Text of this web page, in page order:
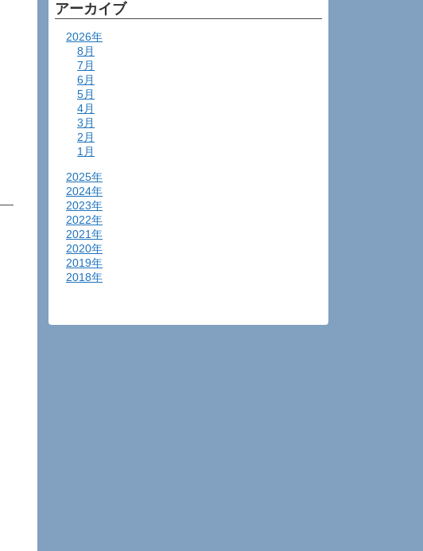
アーカイブ
2026年
8月
7月
6月
5月
4月
3月
2月
1月
2025年
2024年
2023年
2022年
2021年
2020年
2019年
2018年